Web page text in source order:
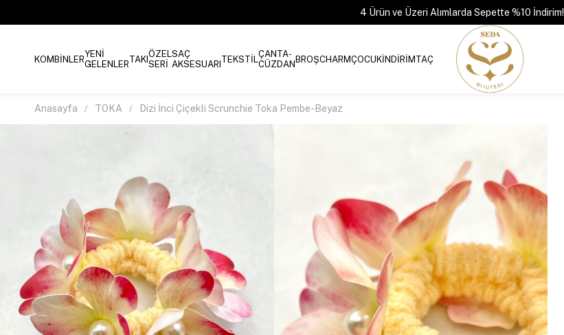
4 Ürün ve Üzeri Alımlarda Sepette %10 İndirim!
KOMBİNLERYENİ
GELENLERTAKIÖZEL
SERİ
SAÇ
AKSESUARI TEKSTİLÇANTA-
CÜZDANBROŞCHARMÇOCUKİNDİRİMTAÇ
Anasayfa TOKA Dizi İnci Çiçekli Scrunchie Toka Pembe-Beyaz